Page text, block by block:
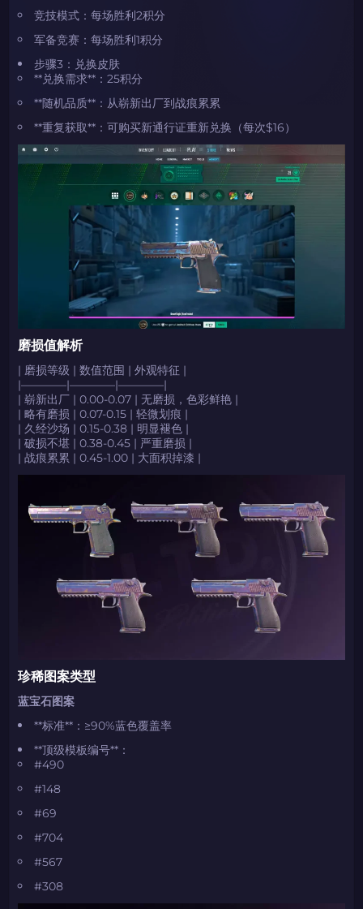
竞技模式：每场胜利2积分
军备竞赛：每场胜利1积分
步骤3：兑换皮肤
**兑换需求**：25积分
**随机品质**：从崭新出厂到战痕累累
**重复获取**：可购买新通行证重新兑换（每次$16）
磨损值解析
| 磨损等级 | 数值范围 | 外观特征 |
|————|————|————|
| 崭新出厂 | 0.00-0.07 | 无磨损，色彩鲜艳 |
| 略有磨损 | 0.07-0.15 | 轻微划痕 |
| 久经沙场 | 0.15-0.38 | 明显褪色 |
| 破损不堪 | 0.38-0.45 | 严重磨损 |
| 战痕累累 | 0.45-1.00 | 大面积掉漆 |
珍稀图案类型
蓝宝石图案
**标准**：≥90%蓝色覆盖率
**顶级模板编号**：
#490
#148
#69
#704
#567
#308